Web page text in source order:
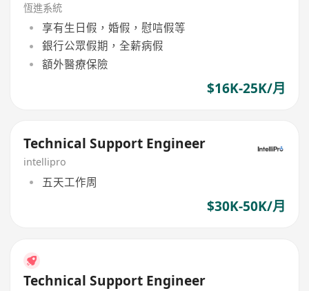
恆進系統
享有生日假，婚假，慰唁假等
銀行公眾假期，全薪病假
額外醫療保險
$16K-25K/月
Technical Support Engineer
intellipro
五天工作周
$30K-50K/月
Technical Support Engineer